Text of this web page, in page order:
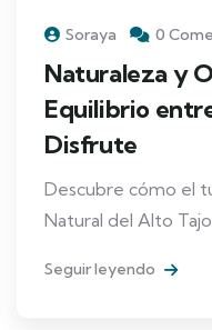
Soraya 0
Naturaleza y
Equilibrio
Disfrute
Descubre cómo el
Natural del Alto Tajo
Seguir leyendo